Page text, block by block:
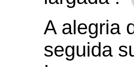
A alegria
seguida